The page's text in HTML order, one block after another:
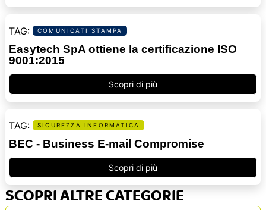
COMUNICATI STAMPA
Easytech SpA ottiene la certificazione ISO
9001:2015
Scopri di più
SICUREZZA INFORMATICA
BEC - Business E-mail Compromise
Scopri di più
SCOPRI ALTRE CATEGORIE